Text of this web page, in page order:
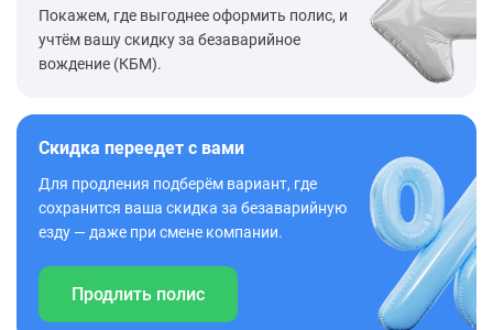
Покажем, где выгоднее оформить полис, и
учтём вашу скидку за безаварийное
вождение (КБМ).
Скидка переедет с вами
Для продления подберём вариант, где
сохранится ваша скидка за безаварийную
езду — даже при смене компании.
Продлить полис